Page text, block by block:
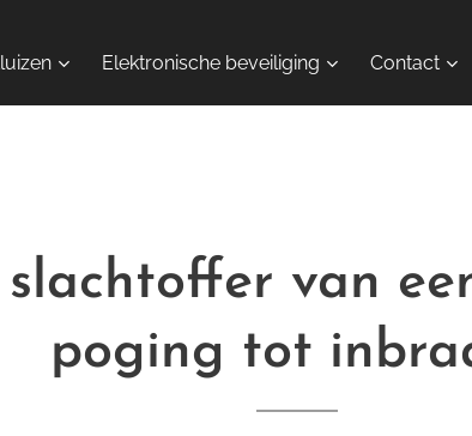
Elektronische beveiliging Contact
slachtoffer van
poging tot